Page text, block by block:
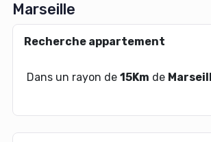
Marseille
Recherche appartement
Dans un rayon de 15Km de